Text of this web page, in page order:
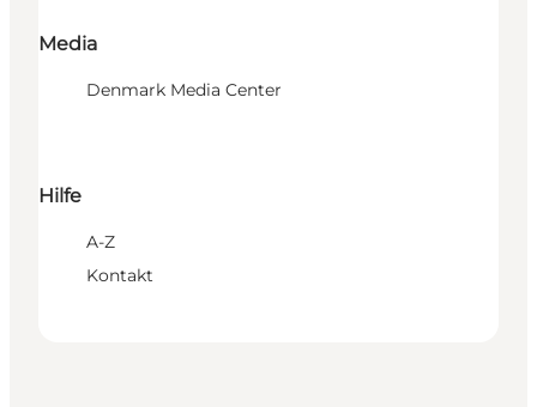
Media
Denmark Media Center
Hilfe
A-Z
Kontakt